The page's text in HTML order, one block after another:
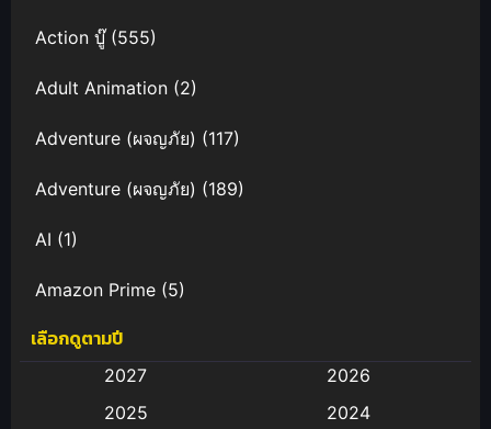
Action บู๊(555)
Adult Animation (2)
Adventure (ผจญภัย) (117)
Adventure (ผจญภัย) (189)
AI (1)
Amazon Prime (5)
Anal (ประตูหลัง)
เลือกดูตามปี
2027
2026
2025
2024